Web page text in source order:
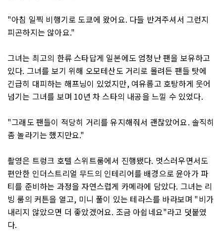
"아침 일찍 비행기로 도쿄에 왔어요. 다들 반겨주셔서 그런지
피곤하지는 않아요."
그녀는 최고의 한류 스타답게 일본에도 엄청난 팬을 보유하고
있다. 그녀를 보기 위해 오모테산도 거리로 몰려든 팬들 탓에
긴급히 대피하는 해프닝이 있었지만, 여유롭고 호탕하게 웃어
넘기는 그녀를 보며 10년 차 스타의 내공을 느낄 수 있었다.
"그래도 팬들이 적당히 거리를 유지해줘서 괜찮았어요. 솔직히
좀 놀라기는 했지만요."
촬영은 트렁크 호텔 스위트룸에서 진행됐다. 멋스러우면서도
편안한 인더스트리얼 무드의 인테리어를 배경으로 윤아가 파
티를 준비하는 과정을 자연스럽게 카메라에 담았다. 그녀는 리
빙 룸의 커튼을 열고, 미니 풀이 있는 테라스를 바라보며 "비가
내리지 않았으면 더 좋았겠어요. 조금 아쉽네요"라고 덧붙였
다.